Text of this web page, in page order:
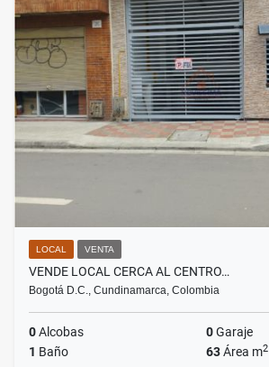
LOCAL VENTA
VENDE LOCAL CERCA AL CENTRO…
Bogotá D.C., Cundinamarca, Colombia
0Alcobas 0Garaje
1 Baño 63Área m2